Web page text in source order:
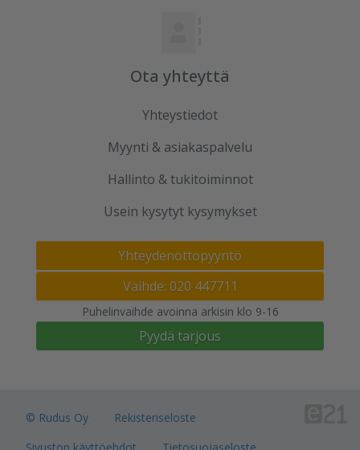
Ota yhteyttä
Yhteystiedot
Myynti & asiakaspalvelu
Hallinto & tukitoiminnot
Usein kysytyt kysymykset
Yhteydenottopyyntö
Vaihde: 020 447711
Puhelinvaihde avoinna arkisin klo 9-16
Pyydä tarjous
© Rudus Oy
Rekisteriseloste